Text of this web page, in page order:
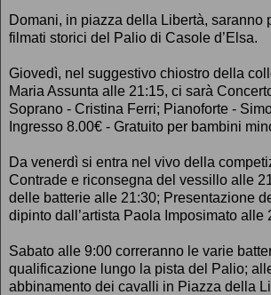
Domani, in piazza della Libertà, saranno
filmati storici del Palio di Casole d’Elsa.
Giovedì, nel suggestivo chiostro della
Maria Assunta alle 21:15, ci sarà
Soprano - Cristina Ferri; Pianoforte -
Ingresso 8.00€ - Gratuito per bambini
Da venerdì si entra nel vivo della
Contrade e riconsegna del vessillo alle
delle batterie alle 21:30; Presentazione
dipinto dall’artista Paola Imposimato alle
Sabato alle 9:00 correranno le varie
qualificazione lungo la pista del Palio;
abbinamento dei cavalli in Piazza della